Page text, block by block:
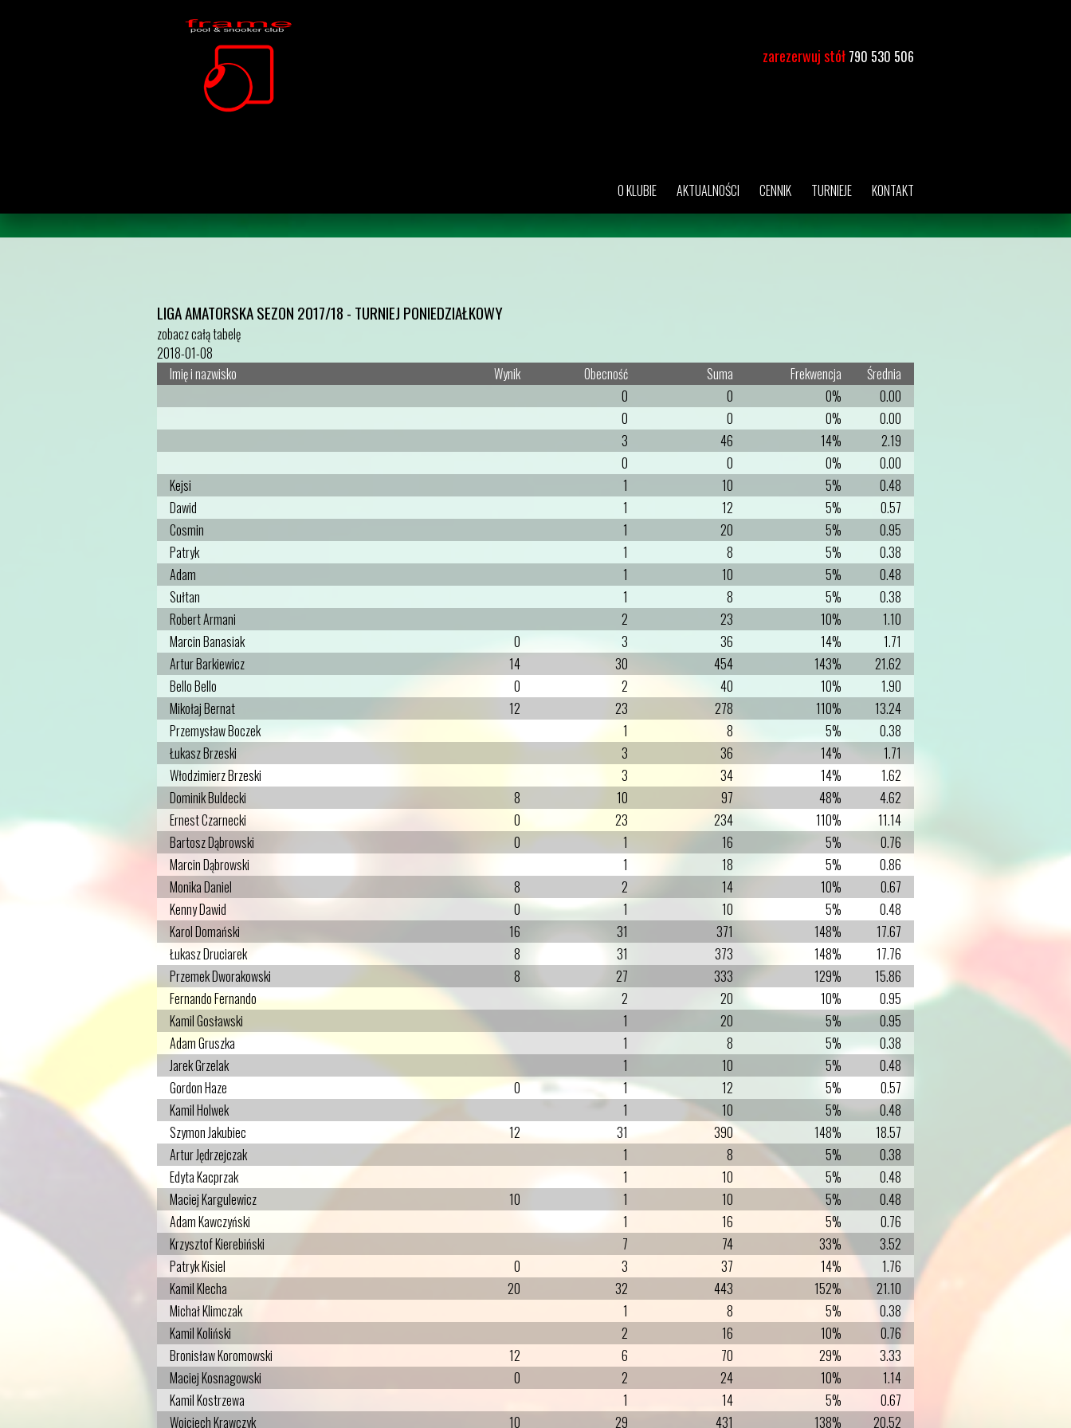
zarezerwuj stół 790 530 506
O KLUBIE AKTUALNOŚCI CENNIK TURNIEJE KONTAKT
LIGA AMATORSKA SEZON 2017/18 - TURNIEJ PONIEDZIAŁKOWY
zobacz całą tabelę
2018-01-08
Imię i nazwisko
Wynik Obecność Suma Frekwencja
Średnia
0
0 0%
0.00
0
0 0%
0.00
3
46 14%
2.19
0
0 0%
0.00
Kejsi
1 10 5%
0.48
Dawid
1 12 5%
0.57
Cosmin
1 20 5%
0.95
Patryk
1 8 5%
0.38
Adam
1 10 5%
0.48
Sułtan
1 8 5%
0.38
Robert Armani
2 23 10%
1.10
Marcin Banasiak
0 3 36 14%
1.71
Artur Barkiewicz
14 30 454 143%
21.62
Bello Bello
0 2 40 10%
1.90
Mikołaj Bernat
12 23 278 110%
13.24
Przemysław Boczek
1 8 5%
0.38
Łukasz Brzeski
3 36 14%
1.71
Włodzimierz Brzeski
3 34 14%
1.62
Dominik Buldecki
8 10 97 48%
4.62
Ernest Czarnecki
0 23 234 110%
11.14
Bartosz Dąbrowski
0 1 16 5%
0.76
Marcin Dąbrowski
1 18 5%
0.86
Monika Daniel
8 2 14 10%
0.67
Kenny Dawid
0 1 10 5%
0.48
Karol Domański
16 31 371 148%
17.67
Łukasz Druciarek
8 31 373 148%
17.76
Przemek Dworakowski
8 27 333 129%
15.86
Fernando Fernando
2 20 10%
0.95
Kamil Gosławski
1 20 5%
0.95
Adam Gruszka
1 8 5%
0.38
Jarek Grzelak
1 10 5%
0.48
Gordon Haze
0 1 12 5%
0.57
Kamil Holwek
1 10 5%
0.48
Szymon Jakubiec
12 31 390 148%
18.57
Artur Jędrzejczak
1 8 5%
0.38
Edyta Kacprzak
1 10 5%
0.48
Maciej Kargulewicz
10 1 10 5%
0.48
Adam Kawczyński
1 16 5%
0.76
Krzysztof Kierebiński
7 74 33%
3.52
Patryk Kisiel
0 3 37 14%
1.76
Kamil Klecha
20 32 443 152%
21.10
Michał Klimczak
1 8 5%
0.38
Kamil Koliński
2 16 10%
0.76
Bronisław Koromowski
12 6 70 29%
3.33
Maciej Kosnagowski
0 2 24 10%
1.14
Kamil Kostrzewa
1 14 5%
0.67
Wojciech Krawczyk
10 29 431 138% 20.52